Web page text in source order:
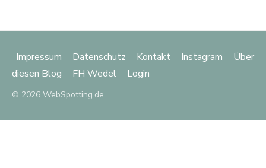
Impressum Datenschutz Kontakt Instagram
Über
diesen Blog
FH Wedel Login
© 2026 WebSpotting.de